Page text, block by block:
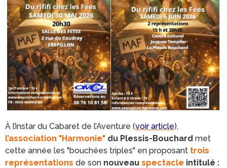
À l’instar du Cabaret de l’Aventure (voir article),
l’association "Harmonie" du Plessis-Bouchard met
cette année les "bouchées triples" en proposant trois
représentations de son nouveau spectacle intitulé :